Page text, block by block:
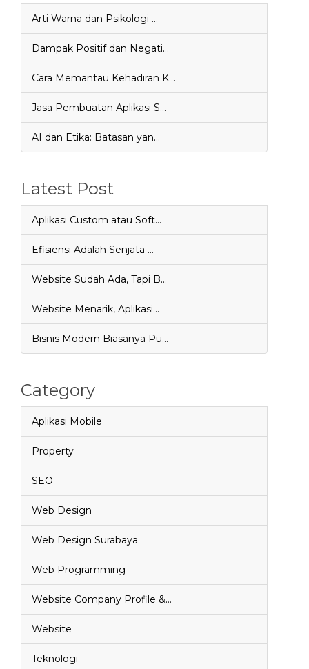
Arti Warna dan Psikologi …
Dampak Positif dan Negati…
Cara Memantau Kehadiran K…
Jasa Pembuatan Aplikasi S…
AI dan Etika: Batasan yan…
Latest Post
Aplikasi Custom atau Soft…
Efisiensi Adalah Senjata …
Website Sudah Ada, Tapi B…
Website Menarik, Aplikasi…
Bisnis Modern Biasanya Pu…
Category
Aplikasi Mobile
Property
SEO
Web Design
Web Design Surabaya
Web Programming
Website Company Profile &…
Website
Teknologi